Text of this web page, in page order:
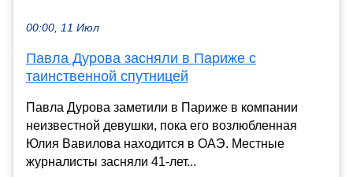
00:00, 11 Июл
Павла Дурова засняли в Париже с
таинственной спутницей
Павла Дурова заметили в Париже в компании
неизвестной девушки, пока его возлюбленная
Юлия Вавилова находится в ОАЭ. Местные
журналисты засняли 41-лет...